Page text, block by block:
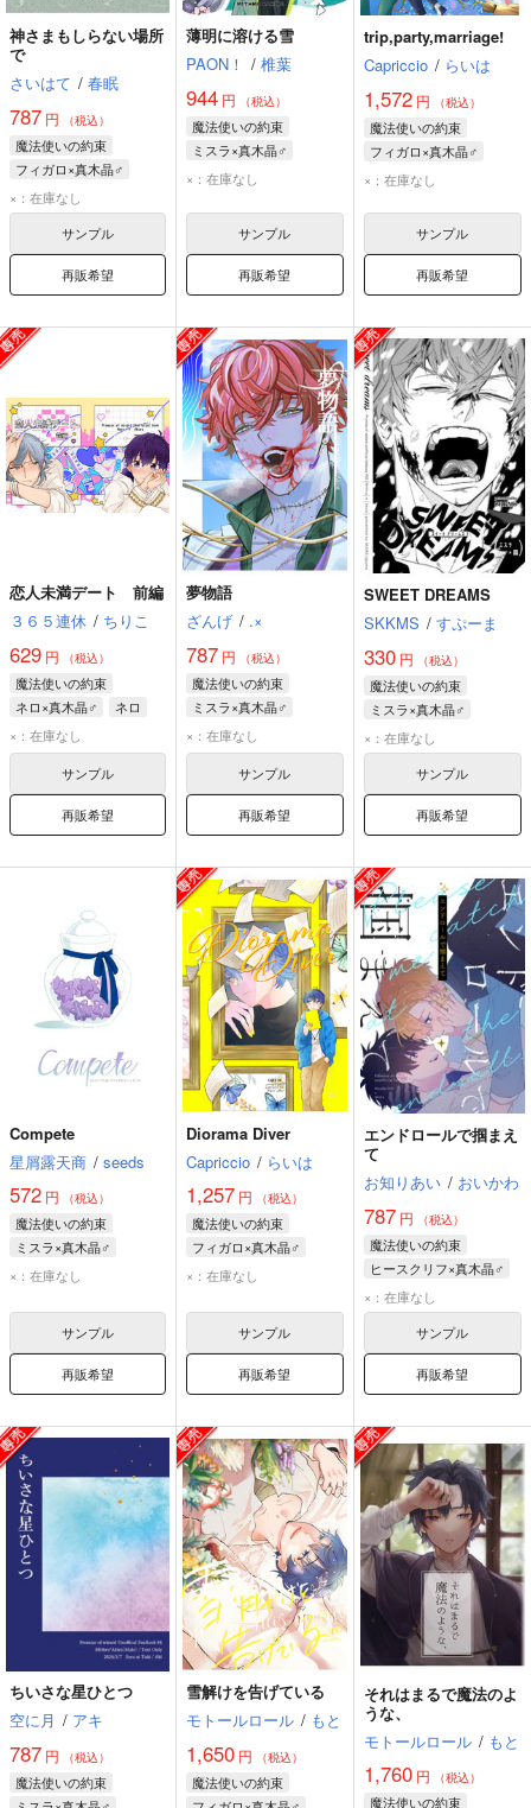
神さまもしらない場所
で
さいはて / 春眠
787 円 （税込）
魔法使いの約束
フィガロ×真木晶♂
フィガロ
×：在庫なし
サンプル
再販希望
薄明に溶ける雪
PAON！ / 椎葉
944 円 （税込）
魔法使いの約束
ミスラ×真木晶♂
真木晶♂
×：在庫なし
サンプル
再販希望
trip,party,marriage!
Capriccio / らいは
1,572円 （税込）
魔法使いの約束
フィガロ×真木晶♂
フィガロ
×：在庫なし
サンプル
再販希望
恋人未満デート 前編
３６５連休 / ちりこ
629 円 （税込）
魔法使いの約束
ネロ×真木晶♂
ネロ
真木晶♂
×：在庫なし
サンプル
再販希望
夢物語
ざんげ / .×
787 円 （税込）
魔法使いの約束
ミスラ×真木晶♂
ミスラ
真木晶♂
×：在庫なし
サンプル
再販希望
SWEET DREAMS
SKKMS / すぷーま
330円 （税込）
魔法使いの約束
ミスラ×真木晶♂
ミスラ
真木晶♂
×：在庫なし
サンプル
再販希望
Compete
星屑露天商 / seeds
572 円 （税込）
魔法使いの約束
ミスラ×真木晶♂
ミスラ
真木晶♂
×：在庫なし
サンプル
再販希望
Diorama Diver
Capriccio / らいは
1,257 円 （税込）
魔法使いの約束
フィガロ×真木晶♂
フィガロ
×：在庫なし
サンプル
再販希望
エンドロールで掴まえ
て
お知りあい / おいかわ
787円 （税込）
魔法使いの約束
ヒースクリフ×真木晶♂
ヒースクリフ
真木晶♂
×：在庫なし
サンプル
再販希望
ちいさな星ひとつ
空に月 / アキ
787 円 （税込）
魔法使いの約束
雪解けを告げている
モトールロール / もと
1,650 円 （税込）
魔法使いの約束
それはまるで魔法のよ
うな、
モトールロール / もと
1,760円 （税込）
魔法使いの約束